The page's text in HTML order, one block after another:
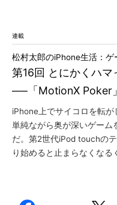
連載
第16回 とにかくハ
──「MotionX Poker」
松村太郎のiPhone生活：ゲ
iPhone上でサイコロを転が
単純ながら奥が深いゲーム
だ。第2世代iPod touchの
り始めると止まらなくなる